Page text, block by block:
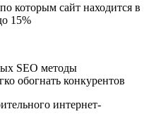
которым сайт находится в
15%
SEO методы
обогнать конкурентов
интернет-